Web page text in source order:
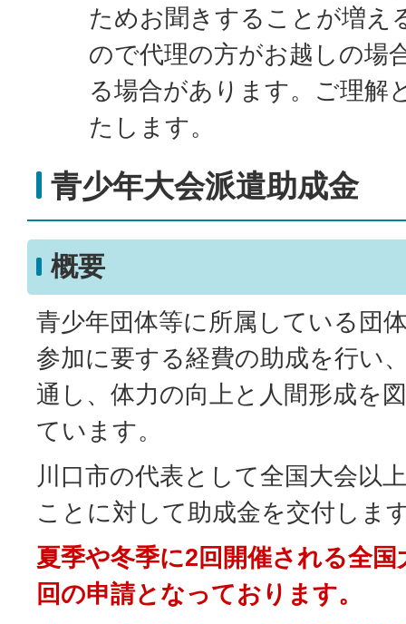
ためお聞きすることが増え
ので代理の方がお越しの場
る場合があります。ご理解
たします。
青少年大会派遣助成金
概要
青少年団体等に所属している団
参加に要する経費の助成を行い
通し、体力の向上と人間形成を
ています。
川口市の代表として全国大会以
ことに対して助成金を交付しま
夏季や冬季に2回開催される全
回の申請となっております。